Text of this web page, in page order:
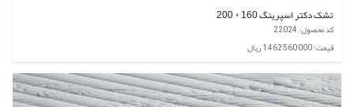
تشک دکتر اسپرینگ 160 * 200
کد محصول: 22024
قیمت: 1,462,560,000 ریال